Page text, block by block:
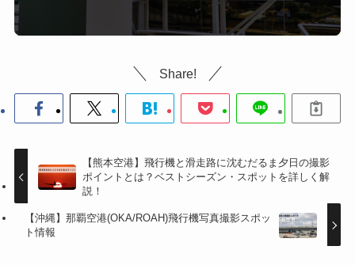
Share!
【熊本空港】飛行機と滑走路に沈むだるま夕日の撮影
ポイントとは？ベストシーズン・スポットを詳しく解
説！
【沖縄】那覇空港(OKA/ROAH)飛行機写真撮影スポッ
ト情報